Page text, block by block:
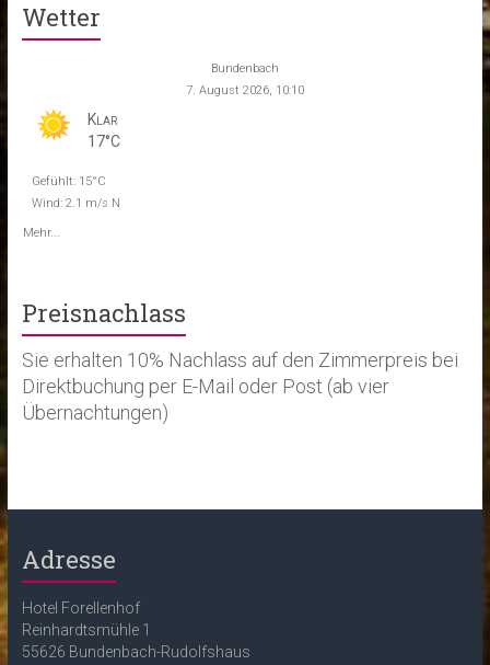
Wetter
Bundenbach
7. August 2026, 10:10
Klar
17°C
Gefühlt: 15°C
Wind: 2.1 m/s N
Mehr...
Preisnachlass
Sie erhalten 10% Nachlass auf den Zimmerpreis bei
Direktbuchung per E-Mail oder Post (ab vier
Übernachtungen)
Adresse
Hotel Forellenhof
Reinhardtsmühle 1
55626 Bundenbach-Rudolfshaus